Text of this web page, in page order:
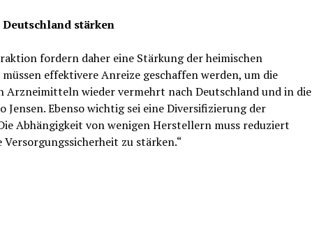
stärken
fordern daher eine Stärkung der heimischen
effektivere Anreize geschaffen werden, um die
Arzneimitteln wieder vermehrt nach Deutschland und in die
Jensen. Ebenso wichtig sei eine Diversifizierung der
Abhängigkeit von wenigen Herstellern muss reduziert
Versorgungssicherheit zu stärken.“